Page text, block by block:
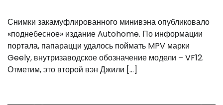
Снимки закамуфлированного минивэна опубликовало
«поднебесное» издание Autohome. По информации
портала, папарацци удалось поймать MPV марки
Geely, внутризаводское обозначение модели – VF12.
Отметим, это второй вэн Джили […]